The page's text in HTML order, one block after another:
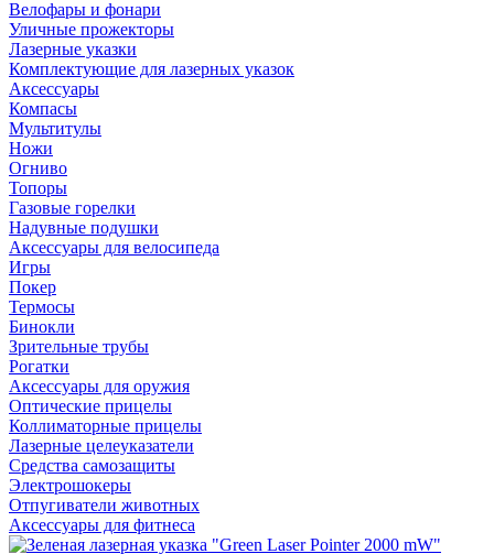
Велофары и фонари
Уличные прожекторы
Лазерные указки
Комплектующие для лазерных указок
Аксессуары
Компасы
Мультитулы
Ножи
Огниво
Топоры
Газовые горелки
Надувные подушки
Аксессуары для велосипеда
Игры
Покер
Термосы
Бинокли
Зрительные трубы
Рогатки
Аксессуары для оружия
Оптические прицелы
Коллиматорные прицелы
Лазерные целеуказатели
Средства самозащиты
Электрошокеры
Отпугиватели животных
Аксессуары для фитнеса